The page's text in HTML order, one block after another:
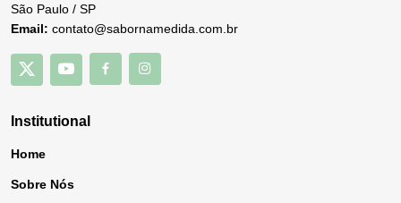
São Paulo / SP
Email: contato@sabornamedida.com.br
Institutional
Home
Sobre Nós